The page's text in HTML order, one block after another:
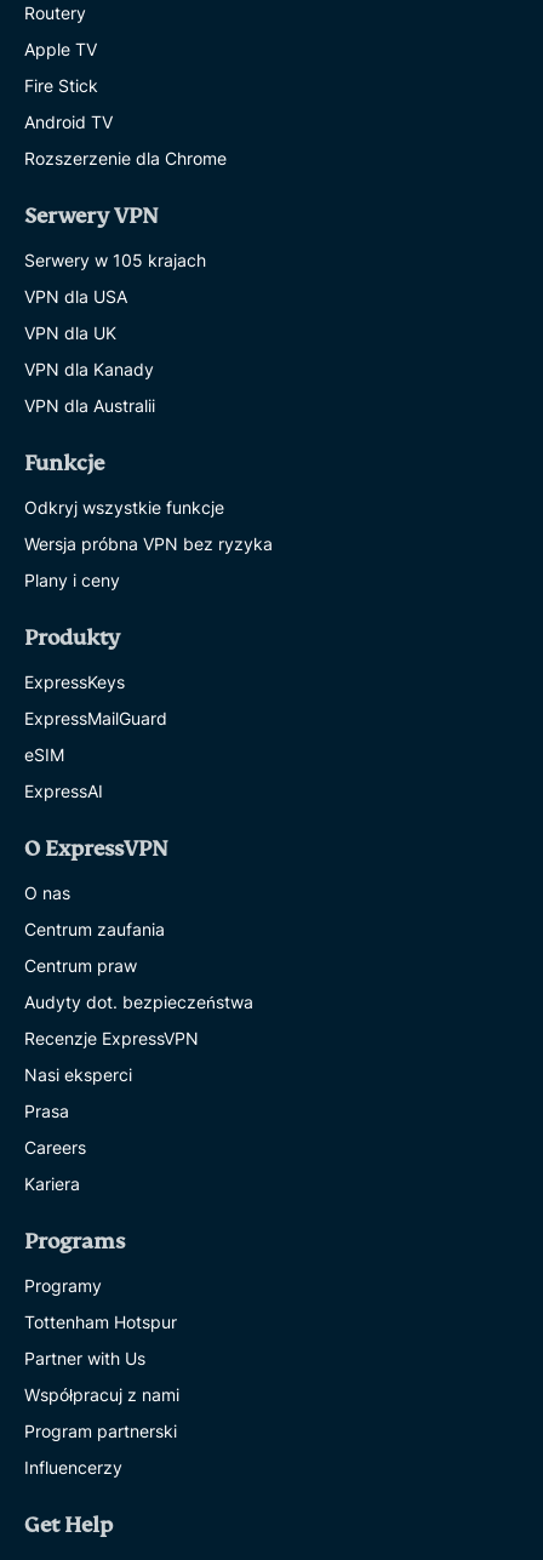
Routery
Apple TV
Fire Stick
Android TV
Rozszerzenie dla Chrome
Serwery VPN
Serwery w 105 krajach
VPN dla USA
VPN dla UK
VPN dla Kanady
VPN dla Australii
Funkcje
Odkryj wszystkie funkcje
Wersja próbna VPN bez ryzyka
Plany i ceny
Produkty
ExpressKeys
ExpressMailGuard
eSIM
ExpressAI
O ExpressVPN
O nas
Centrum zaufania
Centrum praw
Audyty dot. bezpieczeństwa
Recenzje ExpressVPN
Nasi eksperci
Prasa
Careers
Kariera
Programs
Programy
Tottenham Hotspur
Partner with Us
Współpracuj z nami
Program partnerski
Influencerzy
Get Help